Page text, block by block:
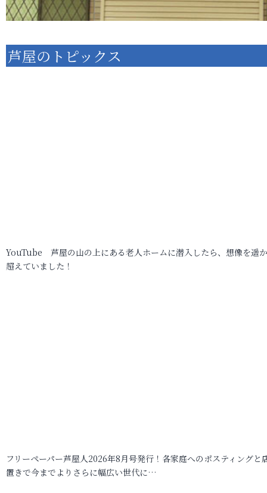
芦屋のトピックス
YouTube 芦屋の山の上にある老人ホームに潜入したら、想像を遥
超えていました！
フリーペーパー芦屋人2026年8月号発行！各家庭へのポスティングと
置きで今までよりさらに幅広い世代に…